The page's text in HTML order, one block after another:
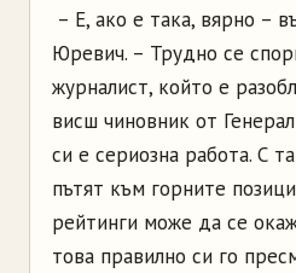
– Е, ако е така, вярно –
Юревич. – Трудно се
журналист, който е
висш чиновник от
си е сериозна работа. С
пътят към горните
рейтинги може да се
това правилно си го